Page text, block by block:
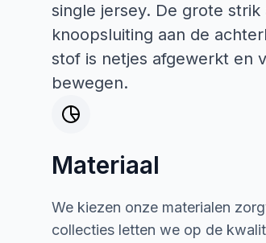
single jersey. De grote
knoopsluiting aan de
stof is netjes afgewerkt en
bewegen.
Materiaal
We kiezen onze materialen
collecties letten we op de